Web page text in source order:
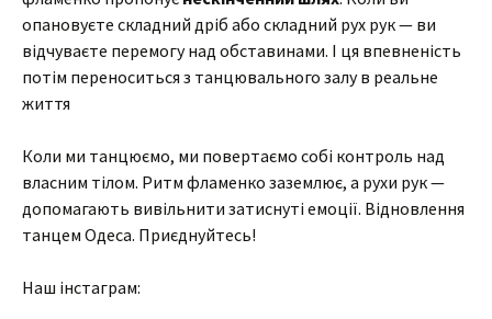
опановуєте складний дріб або складний рух рук — ви
відчуваєте перемогу над обставинами. І ця впевненість
потім переноситься з танцювального залу в реальне
життя
Коли ми танцюємо, ми повертаємо собі контроль над
власним тілом. Ритм фламенко заземлює, а рухи рук —
допомагають вивільнити затиснуті емоції. Відновлення
танцем Одеса. Приєднуйтесь!
Наш інстаграм: